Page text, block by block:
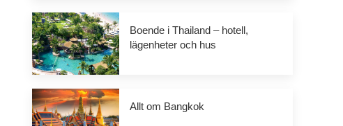
Boende i Thailand – hotell,
lägenheter och hus
Allt om Bangkok